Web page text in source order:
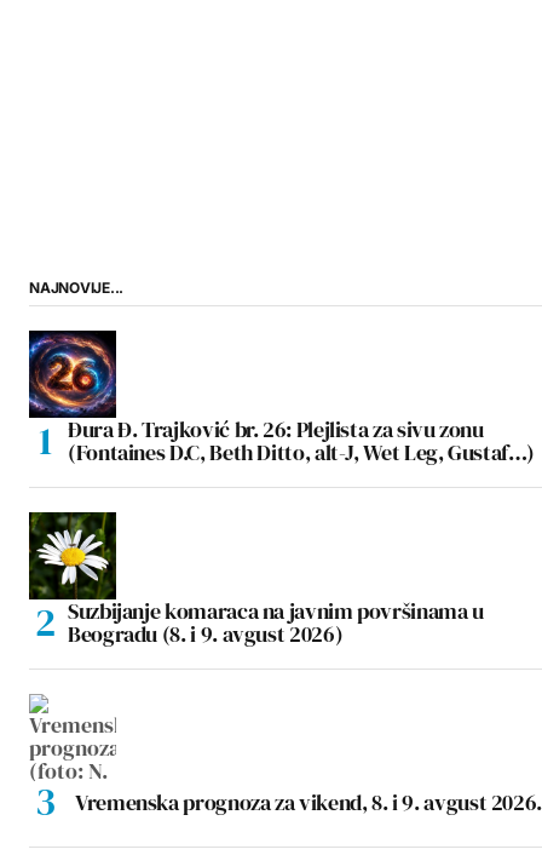
NAJNOVIJE...
Đura Đ. Trajković br. 26: Plejlista za sivu zonu
(Fontaines D.C, Beth Ditto, alt-J, Wet Leg, Gustaf…)
Suzbijanje komaraca na javnim površinama u
Beogradu (8. i 9. avgust 2026)
Vremenska prognoza za vikend, 8. i 9. avgust 2026.